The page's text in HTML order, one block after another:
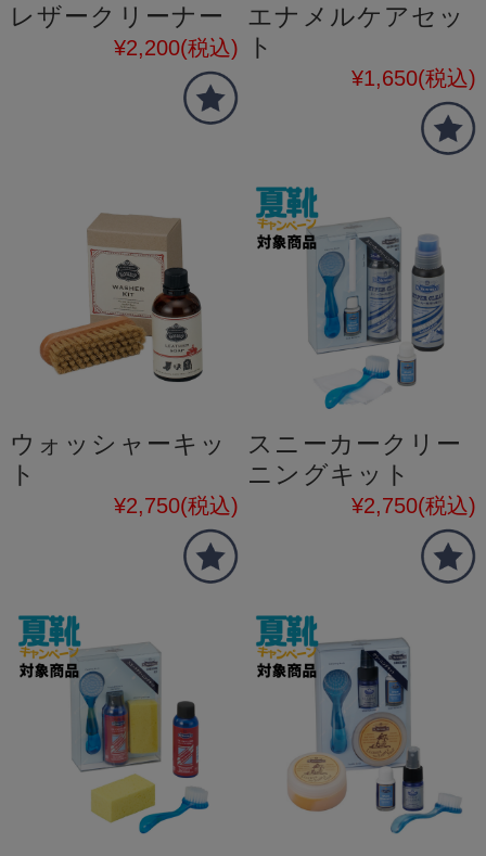
レザークリーナー
¥2,200(税込)
エナメルケアセッ
ト
¥1,650(税込)
ウォッシャーキッ
ト
¥2,750(税込)
スニーカークリー
ニングキット
¥2,750(税込)